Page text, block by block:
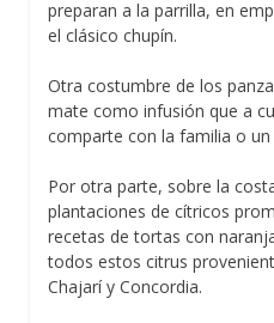
preparan a la parrilla, en
el clásico chupín.
Otra costumbre de los
mate como infusión que a
comparte con la familia o
Por otra parte, sobre la
plantaciones de cítricos
recetas de tortas con
todos estos citrus
Chajarí y Concordia.